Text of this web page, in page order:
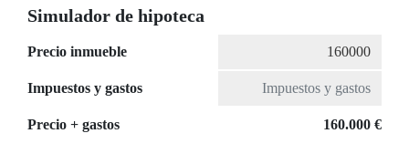
Simulador de hipoteca
Precio inmueble
Impuestos y gastos
Precio + gastos 160.000 €